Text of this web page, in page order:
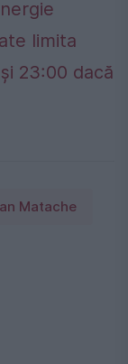
limita
23:00 dacă
Matache